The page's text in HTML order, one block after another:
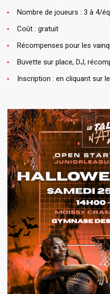
Nombre de joueurs : 3 à 4/
Coût : gratuit
Récompenses pour les
Buvette sur place, DJ,
Inscription : en cliquant sur